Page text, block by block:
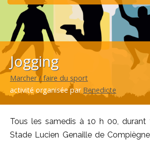
Jogging
Marcher / faire du sport
activité organisée par Benedicte
Tous les samedis à 10 h 00, durant
Stade Lucien Genaille de